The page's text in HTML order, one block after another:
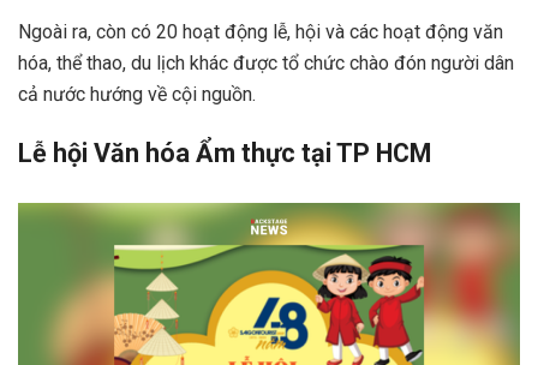
Ngoài ra, còn có 20 hoạt động lễ, hội và các hoạt động văn
hóa, thể thao, du lịch khác được tổ chức chào đón người dân
cả nước hướng về cội nguồn.
Lễ hội Văn hóa Ẩm thực tại TP HCM